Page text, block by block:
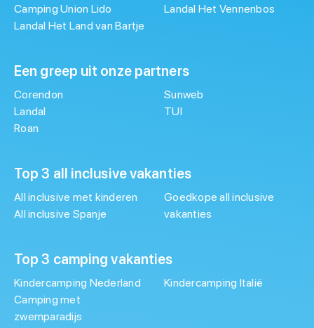
Camping Union Lido
Landal Het Land van Bartje
Landal Het Vennenbos
Een greep uit onze partners
Corendon
Landal
Roan
Sunweb
TUI
Top 3 all inclusive vakanties
All inclusive met kinderen
All inclusive Spanje
Goedkope all inclusive
vakanties
Top 3 camping vakanties
Kindercamping Nederland
Camping met
zwemparadijs
Kindercamping Italië